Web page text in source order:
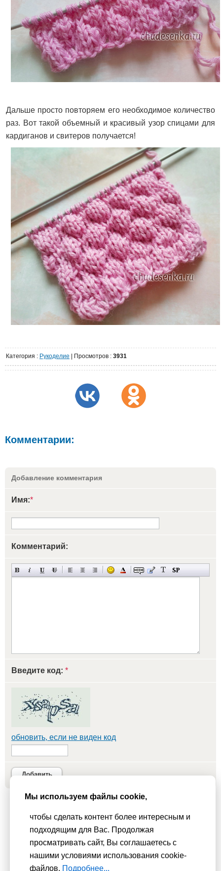
Дальше просто повторяем его необходимое количество
раз. Вот такой объемный и красивый узор спицами для
кардиганов и свитеров получается!
Категория : Рукоделие Просмотров : 3931
Комментарии:
Добавление комментария
Имя:*
Комментарий:
Введите код: *
обновить, если не виден код
Добавить
конфиденциальности
При использовании материалов активная гиперссылка на
Сhudesenka.ru обязательна. © 2010 - 2026
Мы используем файлы cookie,
чтобы сделать контент более интересным и
подходящим для Вас. Продолжая
просматривать сайт, Вы соглашаетесь с
нашими условиями использования cookie-
файлов. Подробнее...